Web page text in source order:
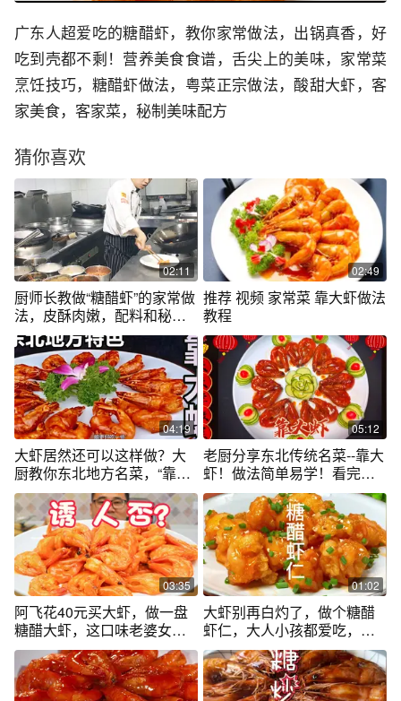
广东人超爱吃的糖醋虾，教你家常做法，出锅真香，好
吃到壳都不剩！营养美食食谱，舌尖上的美味，家常菜
烹饪技巧，糖醋虾做法，粤菜正宗做法，酸甜大虾，客
家美食，客家菜，秘制美味配方
猜你喜欢
02:11
厨师长教做“糖醋虾”的家常做
法，皮酥肉嫩，配料和秘方
都告诉你
02:49
推荐 视频 家常菜 靠大虾做法
教程
04:19
大虾居然还可以这样做？大
厨教你东北地方名菜，“靠大
虾”
05:12
老厨分享东北传统名菜--靠大
虾！做法简单易学！看完视
频包准会！
03:35
阿飞花40元买大虾，做一盘
糖醋大虾，这口味老婆女儿
都喜欢
01:02
大虾别再白灼了，做个糖醋
虾仁，大人小孩都爱吃，酸
酸甜甜